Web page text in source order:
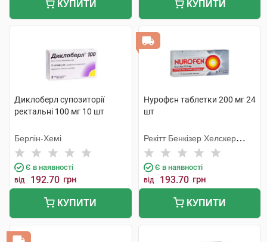
КУПИТИ КУПИТИ
Диклоберл супозиторії
ректальні 100 мг 10 шт
Берлін-Хемі
Є в наявності
від 192.70 грн
КУПИТИ
Нурофєн таблетки 200 мг 24
шт
Рекітт Бенкізер Хелскер
Інтернешнл
Є в наявності
від 193.70 грн
КУПИТИ